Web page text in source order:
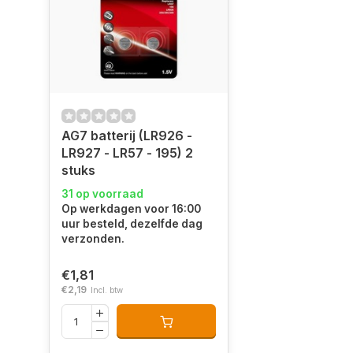
AG7 batterij (LR926 -
LR927 - LR57 - 195) 2
stuks
31 op voorraad
Op werkdagen voor 16:00
uur besteld, dezelfde dag
verzonden.
€1,81
€2,19 Incl. btw